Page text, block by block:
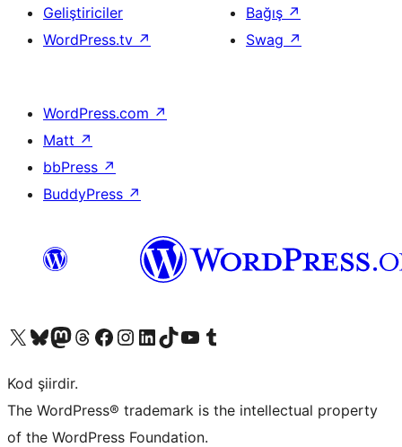
Geliştiriciler
WordPress.tv ↗
Bağış ↗
Swag ↗
WordPress.com ↗
Matt ↗
bbPress ↗
BuddyPress ↗
X (eski Twitter) hesabımıza bakın
Bluesky hesabımızı ziyaret edinMastodon hesabımızı ziyaret edinThreads hesabımızı ziyaret edinFacebook sayfamızı ziyaret edinInstagram hesabımızı ziyaret edinLinkedIn hesabımızı ziyaret edinTikTok hesabımızı ziyaret edinYouTube kanalımızı ziyaret edinTumblr hesabımızı ziyaret edin
Kod şiirdir.
The WordPress® trademark is the intellectual property
of the WordPress Foundation.